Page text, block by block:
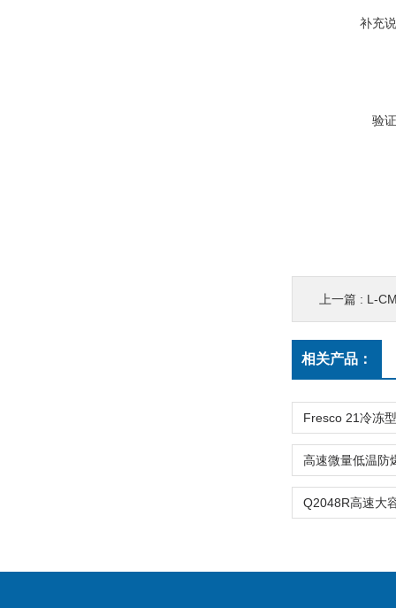
补充
验
上一篇 : L-
相关产品：